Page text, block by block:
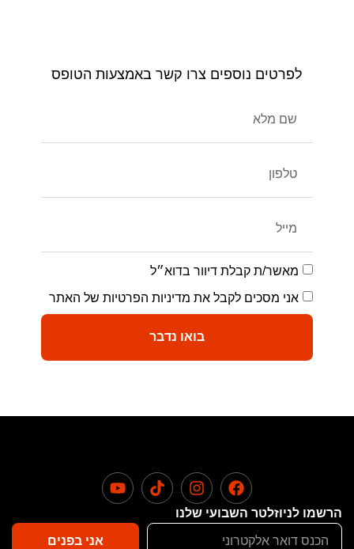
לפרטים נוספים צרו קשר באמצעות הטופס
מאשר/ת קבלת דיוור בדוא״ל
אני מסכים לקבל את מדיניות הפרטיות של האתר
בואו נדבר
הרשמו לניוזלטר השבועי שלנו
אני בפנים